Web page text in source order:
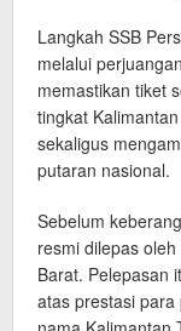
Langkah SSB
melalui
memastikan tiket
tingkat
sekaligus
putaran nasional.
Sebelum
resmi dilepas
Barat. Pelepasan
atas prestasi